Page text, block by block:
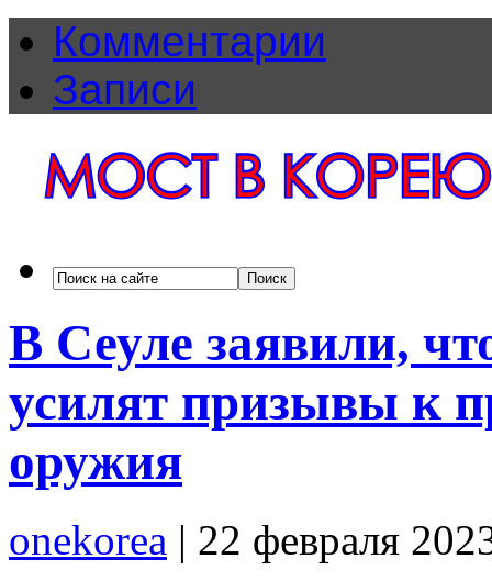
Комментарии
Записи
В Сеуле заявили,
усилят призывы к
оружия
onekorea | 22 февраля